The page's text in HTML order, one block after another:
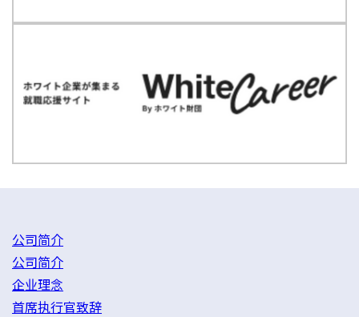
公司简介
公司简介
企业理念
首席执行官致辞